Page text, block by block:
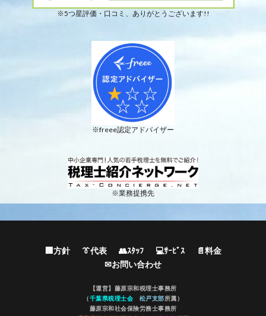
※5つ星評価・口コミ、ありがとうございます!!
※freee認定アドバイザー
※業務提携先
🏢方針 👔代表 👥ｽﾀｯﾌ 💻ｻｰﾋﾞｽ
📄料金
✉お問い合わせ
【運営】藤原宗和税理士事務所
（千葉県税理士会 松戸支部所属）
藤原宗和社会保険労務士事務所